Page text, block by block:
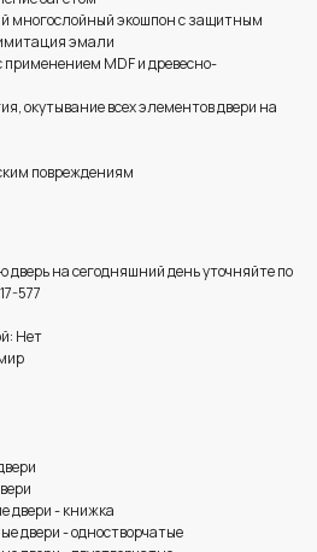
многослойный экошпон с защитным
эмали
MDF и древесно-
окутывание всех элементов двери на
повреждениям
на сегодняшний день уточняйте по
577
Нет
двери - книжка
двери - одностворчатые